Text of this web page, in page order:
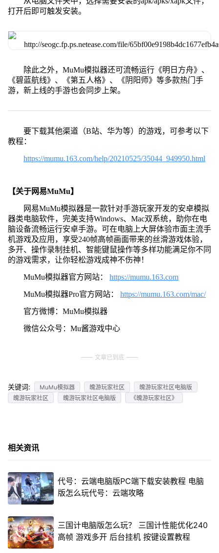
打开后即可触发安装。
除此之外，MuMu模拟器还可流畅运行《明日方舟》、
《碧蓝航线》、《第五人格》、《阴阳师》等多款热门手
游，新上线的手游也会同步上架。
要下载其他渠道（B站、华为等）的游戏，可参考以下
教程：
https://mumu.163.com/help/20210525/35044_949950.html
【关于网易MuMu】
网易MuMu模拟器是一款针对手游玩家开发的安卓模拟
器类电脑软件，完美支持Windows、Mac双系统，助你在电
脑设备流畅运行安卓手游。可在电脑上大屏体验市面主流手
机游戏及应用，享受240帧高帧画面带来的丝滑游戏体验，
多开、操作录制挂机、智能键鼠操作等多样功能满足你不同
的游戏需求，让你轻松游戏成神不伤神！
MuMu模拟器官方网站： https://mumu.163.com
MuMu模拟器Pro官方网站： https://mumu.163.com/mac/
官方微博：MuMu模拟器
微信公众号：Mu酱游戏中心
文章已到底
关键词: MuMu模拟器 魄游玩家社区
魄游玩家社区电脑版
魄游玩家社区
魄游玩家社区电脑版 《魄游玩家社区》
相关资讯
代号：云端电脑版PC端下载安装教程 电脑
版怎么玩代号：云端攻略
三国计电脑版怎么玩？ 三国计性能优化240
高帧 游戏多开 后台挂机 按键设置教程